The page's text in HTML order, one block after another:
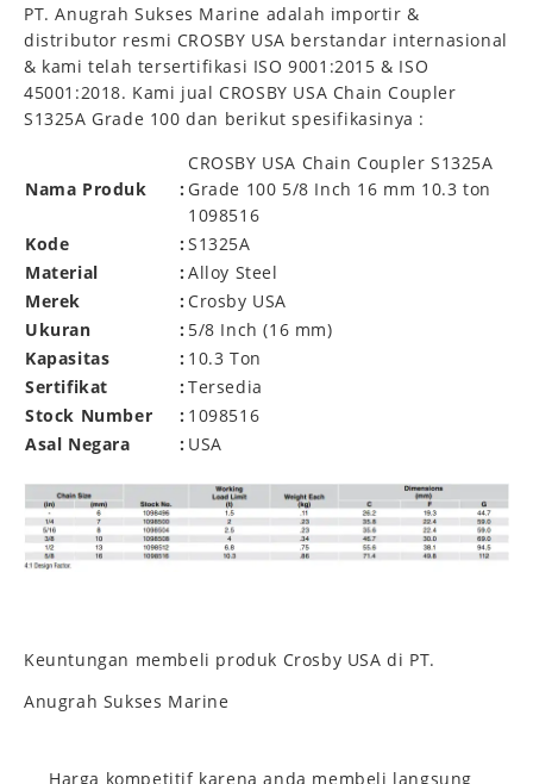
PT. Anugrah Sukses Marine adalah importir &
distributor resmi CROSBY USA berstandar internasional
& kami telah tersertifikasi ISO 9001:2015 & ISO
45001:2018. Kami jual CROSBY USA Chain Coupler
S1325A Grade 100 dan berikut spesifikasinya :
Nama Produk :
CROSBY USA Chain Coupler S1325A
Grade 100 5/8 Inch 16 mm 10.3 ton
1098516
Kode
: S1325A
Material
: Alloy Steel
Merek
: Crosby USA
Ukuran
: 5/8 Inch (16 mm)
Kapasitas
: 10.3 Ton
Sertifikat
: Tersedia
Stock Number
: 1098516
Asal Negara
: USA
Keuntungan membeli produk Crosby USA di PT.
Anugrah Sukses Marine
Harga kompetitif karena anda membeli langsung